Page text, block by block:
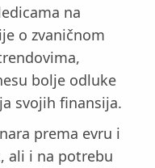
na
o zvaničnom
bolje odluke
svojih finansija.
prema evru i
ali i na potrebu